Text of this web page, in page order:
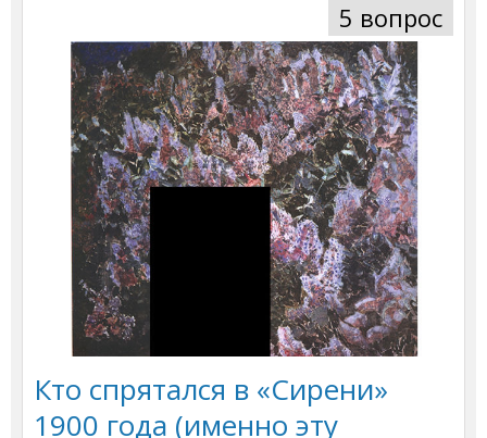
5 вопрос
Кто спрятался в «Сирени»
1900 года (именно эту